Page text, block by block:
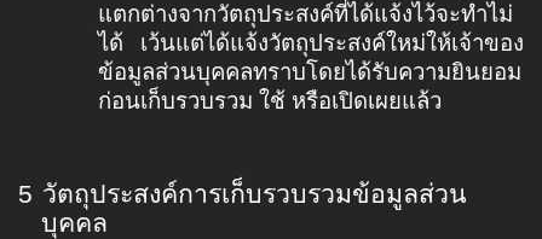
แตกต่างจากวัตถุประสงค์ที่ได้แจ้งไว้จะทำไม่
ได้ เว้นแต่ได้แจ้งวัตถุประสงค์ใหม่ให้เจ้าของ
ข้อมูลส่วนบุคคลทราบโดยได้รับความยินยอม
ก่อนเก็บรวบรวม ใช้ หรือเปิดเผยแล้ว
5 วัตถุประสงค์การเก็บรวบรวมข้อมูลส่วน
บุคคล